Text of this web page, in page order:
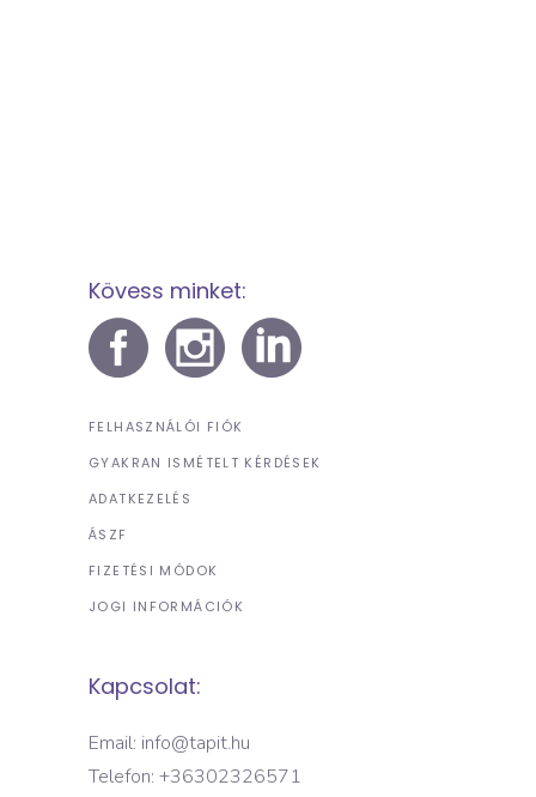
Kövess minket:
FELHASZNÁLÓI FIÓK
GYAKRAN ISMÉTELT KÉRDÉSEK
ADATKEZELÉS
ÁSZF
FIZETÉSI MÓDOK
JOGI INFORMÁCIÓK
Kapcsolat:
Email: info@tapit.hu
Telefon: +36302326571